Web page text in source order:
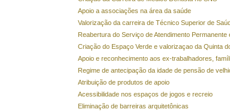
Apoio a associações na área da saúde
Valorização da carreira de Técnico Superior de
Reabertura do Serviço de Atendimento Permanente
Criação do Espaço Verde e valorizaçao da Quinta
Apoio e reconhecimento aos ex-trabalhadores,
Regime de antecipação da idade de pensão de
Atribuição de produtos de apoio
Acessibilidade nos espaços de jogos e recreio
Eliminação de barreiras arquitetônicas